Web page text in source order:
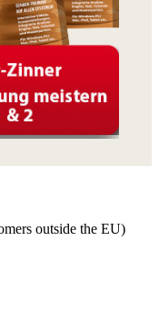
outside the EU)